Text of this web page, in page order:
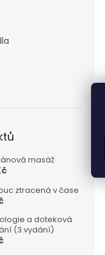
masáž
ztracená v čase
a doteková
(3.vydání)